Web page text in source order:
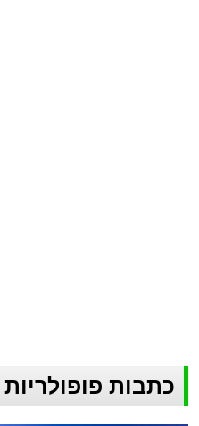
כתבות פופולריות